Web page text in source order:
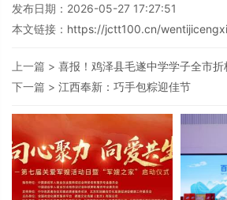
发布日期：2026-05-27 17:27:51
本文链接： https://jctt100.cn/
上一篇 > 喜报！鸡泽县毛遂中学学子全市折
下一篇 > 江西奉新：巧手包粽迎佳节